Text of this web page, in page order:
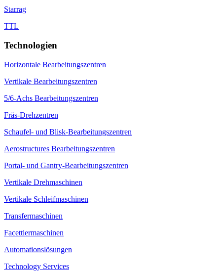
Starrag
TTL
Technologien
Horizontale Bearbeitungszentren
Vertikale Bearbeitungszentren
5/6-Achs Bearbeitungszentren
Fräs-Drehzentren
Schaufel- und Blisk-Bearbeitungszentren
Aerostructures Bearbeitungszentren
Portal- und Gantry-Bearbeitungszentren
Vertikale Drehmaschinen
Vertikale Schleifmaschinen
Transfermaschinen
Facettiermaschinen
Automationslösungen
Technology Services